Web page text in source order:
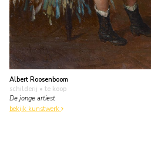
Albert Roosenboom
schilderij • te koop
De jonge artiest
bekijk kunstwerk